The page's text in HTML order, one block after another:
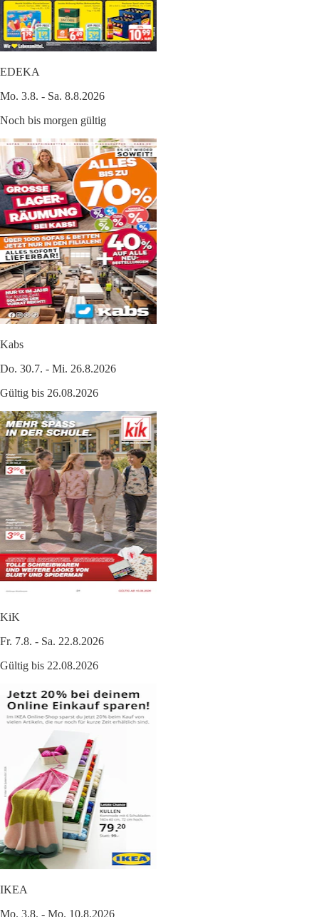
EDEKA
Mo. 3.8. - Sa. 8.8.2026
Noch bis morgen gültig
Kabs
Do. 30.7. - Mi. 26.8.2026
Gültig bis 26.08.2026
KiK
Fr. 7.8. - Sa. 22.8.2026
Gültig bis 22.08.2026
IKEA
Mo. 3.8. - Mo. 10.8.2026